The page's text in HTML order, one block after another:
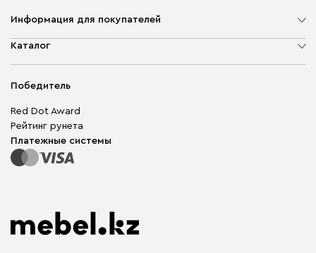
Информация для покупателей
О компании
Гарантия
Для бизнеса
Карта сайта
Каталог
Корпусная мебель
Модульная мебель
Столы и стулья
Победитель
Red Dot Award
Рейтинг рунета
Платежные системы